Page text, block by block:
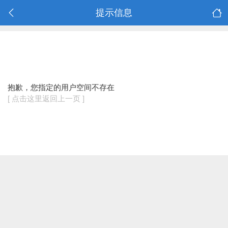
提示信息
抱歉，您指定的用户空间不存在
[ 点击这里返回上一页 ]